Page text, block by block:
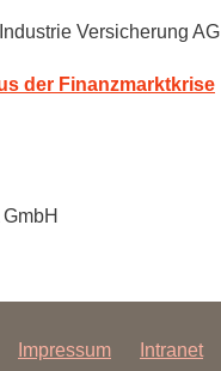
Versicherung AG
der Finanzmarktkrise
Impressum Intranet